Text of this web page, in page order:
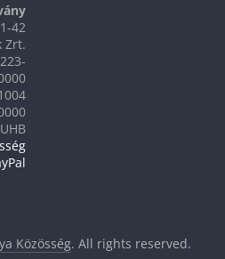
42
Zrt.
Közösség. All rights reserved.